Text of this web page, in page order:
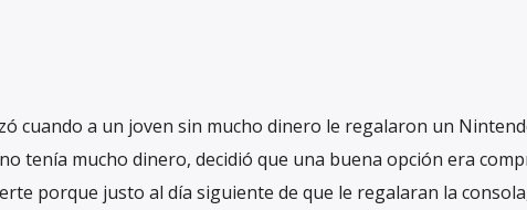
cuando a un joven sin mucho dinero le regalaron un
tenía mucho dinero, decidió que una buena opción era
porque justo al día siguiente de que le regalaran la